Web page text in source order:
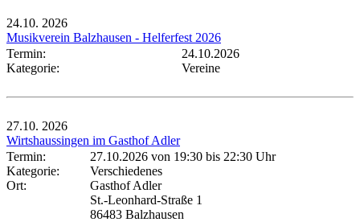
24.10. 2026
Musikverein Balzhausen - Helferfest 2026
Termin:
24.10.2026
Kategorie:
Vereine
27.10. 2026
Wirtshaussingen im Gasthof Adler
Termin:
27.10.2026 von 19:30 bis 22:30 Uhr
Kategorie:
Verschiedenes
Ort:
Gasthof Adler
St.-Leonhard-Straße 1
86483 Balzhausen